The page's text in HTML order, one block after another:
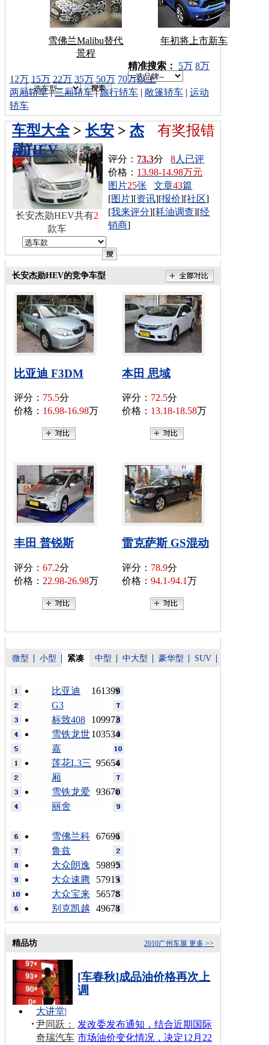
雪佛兰Malibu替代
景程
年初将上市新车
车型搜索：
精准搜索： 5万 8万
12万 15万 22万 35万 50万 70万以上
两厢轿车|三厢轿车|旅行轿车 | 敞篷轿车 | 运动
轿车
有奖报错
车型大全> 长安 > 杰
勋HEV
评分： 73.3分8人已评
价格： 13.98-14.98万元
图片25张 文章43篇
[图片][资讯][报价][社区]
[我来评分][耗油调查][经
销商]
长安杰勋HEV共有2
款车
长安杰勋HEV的竞争车型
比亚迪 F3DM
评分： 75.5分
价格： 16.98-16.98万
本田 思域
评分： 72.5分
价格： 13.18-18.58万
丰田 普锐斯
评分： 67.2分
价格： 22.98-26.98万
雷克萨斯 GS混动
评分： 78.9分
价格： 94.1-94.1万
微型 小型 紧凑 中型 中大型 豪华型 SUV
161399
比亚迪
G3
109973
标致408
103534
雪铁龙世
嘉
95654
莲花L3三
厢
93670
雪铁龙爱
丽舍
67696
雪佛兰科
鲁兹
59895
大众朗逸
57915
大众速腾
56578
大众宝来
49678
别克凯越
更多 >>
2010广州车展
精品坊
[车春秋]成品油价格再次上
调
发改委发布通知，结合近期国际
市场油价变化情况，决定12月22
大讲堂|
尹同跃：
奇瑞汽车